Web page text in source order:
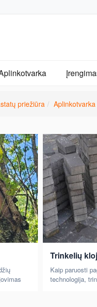
priežiūra Aplinkotvarka
Trinkelių
Kaip paruosti
technologija,